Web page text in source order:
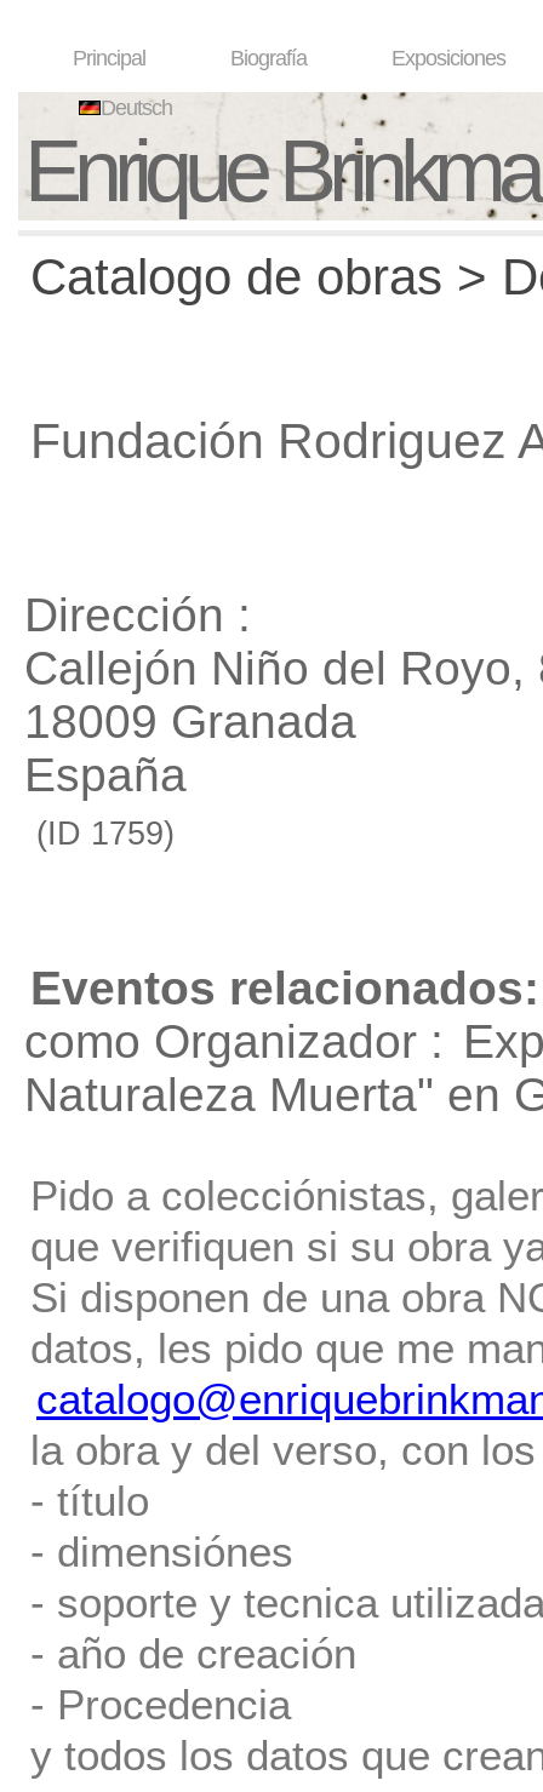
Principal Biografía Exposiciones
Deutsch
Enrique
Catalogo de obras >
Fundación Rodriguez
Dirección :
Callejón Niño del Royo,
18009 Granada
España
(ID 1759)
Eventos relacionados:
como Organizador :
Naturaleza Muerta" en
Pido a colecciónistas,
que verifiquen si su obra
Si disponen de una obra
datos, les pido que me
la obra y del verso, con
- título
- dimensiónes
- soporte y tecnica
- año de creación
- Procedencia
y todos los datos que